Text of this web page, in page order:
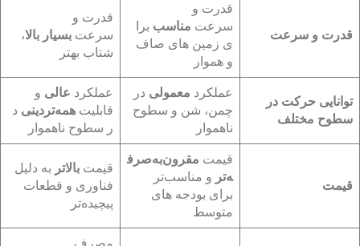
قدرت و سرعت
قدرت و
سرعت مناسب برا
ی زمین های صاف
و هموار
قدرت و
سرعت بسیار بالا،
شتاب بهتر
توانایی حرکت در
سطوح مختلف
عملکرد معمولی در
چمن، شن و سطوح
ناهموار
عملکرد عالی و
قابلیت همه‌تردینی د
ر سطوح ناهموار
قیمت
قیمت مقرون‌به‌صرف
ه‌تر و مناسب‌تر
برای بودجه های
متوسط
قیمت بالاتر به دلیل
فناوری و قطعات
پیچیده‌تر